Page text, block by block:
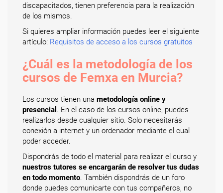
discapacitados, tienen preferencia para la realización
de los mismos.
Si quieres ampliar información puedes leer el siguiente
artículo: Requisitos de acceso a los cursos gratuitos
¿Cuál es la metodología de los
cursos de Femxa en Murcia?
Los cursos tienen una metodología online y
presencial . En el caso de los cursos online, puedes
realizarlos desde cualquier sitio. Solo necesitarás
conexión a internet y un ordenador mediante el cual
poder acceder.
Dispondrás de todo el material para realizar el curso y
nuestros tutores se encargarán de resolver tus dudas
en todo momento. También dispondrás de un foro
donde puedes comunicarte con tus compañeros, no